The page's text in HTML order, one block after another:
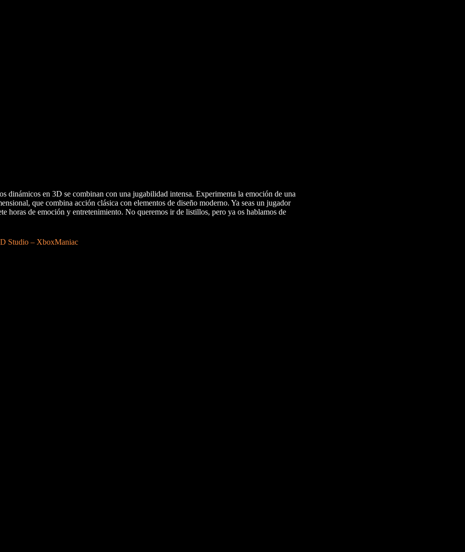
dinámicos en 3D se combinan con una jugabilidad intensa. Experimenta la emoción de una
que combina acción clásica con elementos de diseño moderno. Ya seas un jugador
horas de emoción y entretenimiento. No queremos ir de listillos, pero ya os hablamos de
Studio – XboxManiac